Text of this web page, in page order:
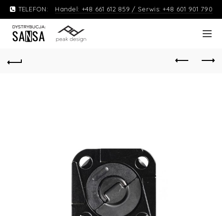
TELEFON: Handel: +48 661 612 859 / Serwis: +48 601 901 790